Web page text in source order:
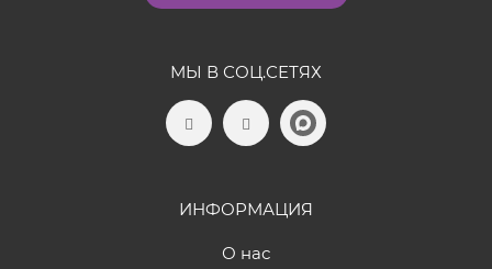
МЫ В СОЦ.СЕТЯХ
ИНФОРМАЦИЯ
О нас